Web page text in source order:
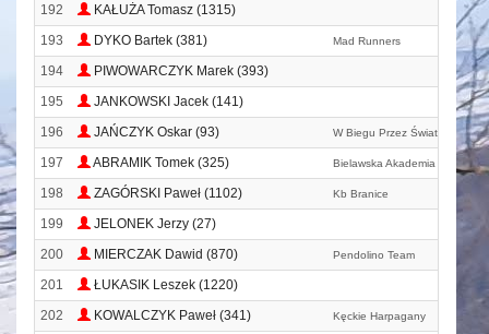
192
KAŁUŻA Tomasz (1315)
193
DYKO Bartek (381) Mad Runners
194
PIWOWARCZYK Marek (393)
195
JANKOWSKI Jacek (141)
196
JAŃCZYK Oskar (93) W Biegu Przez Świat
197 ABRAMIK Tomek (325) Bielawska Akademia Biegania
198 ZAGÓRSKI Paweł (1102) Kb Branice
199
JELONEK Jerzy (27)
200
MIERCZAK Dawid (870) Pendolino Team
201
ŁUKASIK Leszek (1220)
202
KOWALCZYK Paweł (341) Kęckie Harpagany